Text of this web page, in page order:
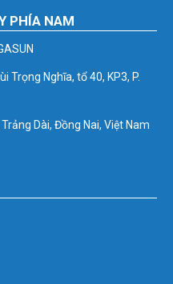
PHÍA NAM
Trọng Nghĩa, tổ 40, KP3, P.
Dài, Đồng Nai, Việt Nam